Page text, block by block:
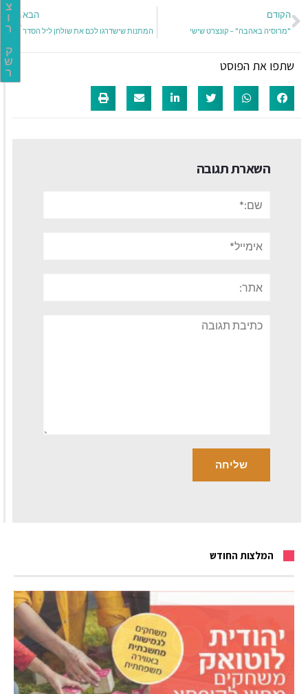
צ
ו
ר
ק
ש
ר
הקודם
"מרוסיה באהבה" – קונצרט שישי
הבא
המתנות שישדרגו לכם את שולחן ליל הסדר
שתפו את הפוסט
השארת תגובה
תגובה
המלצות החודש